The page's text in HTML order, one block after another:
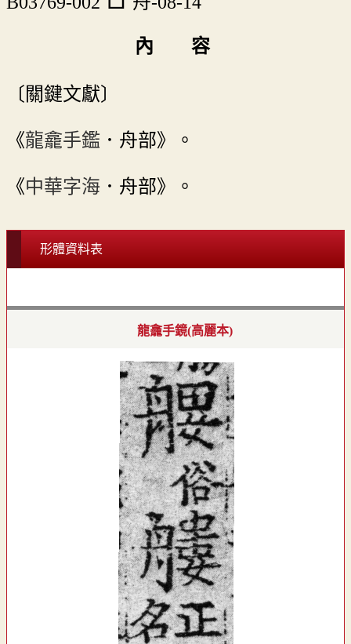
內 容
〔關鍵文獻〕
《龍龕手鑑 ．舟部》。
《中華字海 ．舟部》。
形體資料表
龍龕手鏡(高麗本)